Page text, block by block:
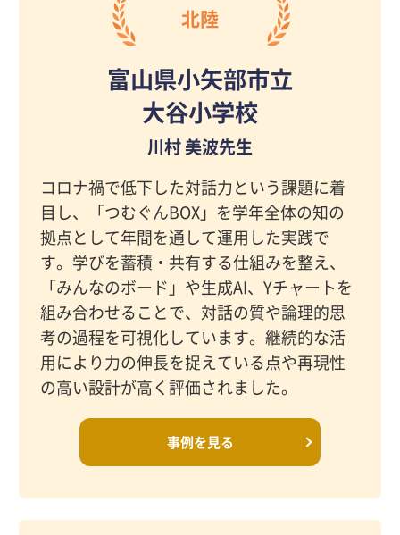
北陸
富山県小矢部市立
大谷小学校
川村 美波先生
コロナ禍で低下した対話力という課題に着
目し、「つむぐんBOX」を学年全体の知の
拠点として年間を通して運用した実践で
す。学びを蓄積・共有する仕組みを整え、
「みんなのボード」や生成AI、Yチャートを
組み合わせることで、対話の質や論理的思
考の過程を可視化しています。継続的な活
用により力の伸長を捉えている点や再現性
の高い設計が高く評価されました。
事例を見る